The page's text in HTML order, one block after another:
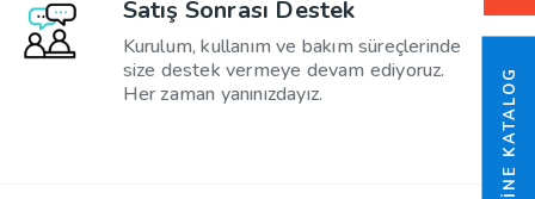
ONLINE KATALOG
Satış Sonrası Destek
Kurulum, kullanım ve bakım süreçlerinde
size destek vermeye devam ediyoruz.
Her zaman yanınızdayız.